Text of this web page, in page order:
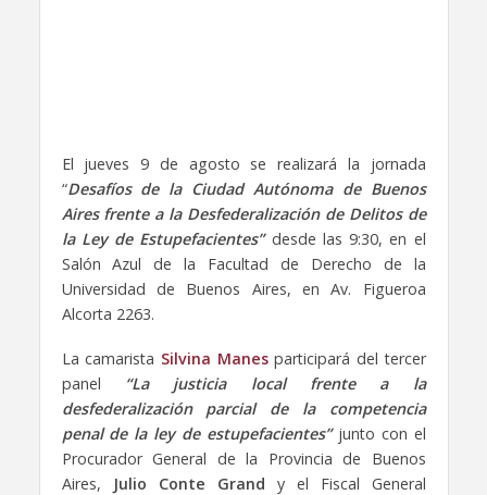
El jueves 9 de agosto se realizará la jornada
“Desafíos de la Ciudad Autónoma de Buenos
Aires frente a la Desfederalización de Delitos de
la Ley de Estupefacientes” desde las 9:30, en el
Salón Azul de la Facultad de Derecho de la
Universidad de Buenos Aires, en Av. Figueroa
Alcorta 2263.
La camarista Silvina Manesparticipará del tercer
panel
“La justicia local frente a la
desfederalización parcial de la competencia
penal de la ley de estupefacientes” junto con el
Procurador General de la Provincia de Buenos
Aires,
Julio Conte Grand y el Fiscal General